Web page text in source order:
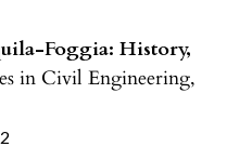
Foggia: History,
in Civil Engineering,